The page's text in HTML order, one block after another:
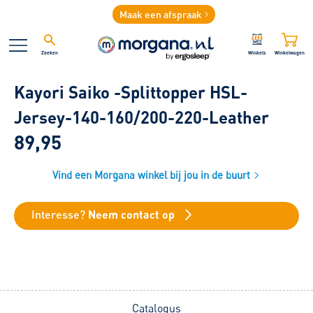
Maak een afspraak
Zoeken Winkels Winkelwagen
Kayori Saiko -Splittopper HSL-
Jersey-140-160/200-220-Leather
89,95
Vind een Morgana winkel bij jou in de buurt
Interesse? Neem contact op
Catalogus